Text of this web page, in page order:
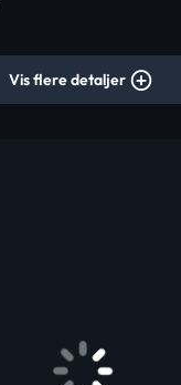
Vis flere detaljer